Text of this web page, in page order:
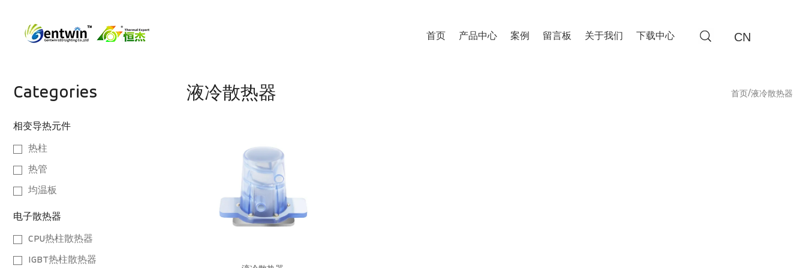
CN
首页 产品中心 案例 留言板 关于我们 下载中心
Categories
相变导热元件
热柱
热管
均温板
电子散热器
CPU热柱散热器
IGBT热柱散热器
液冷散热器 首页/液冷散热器